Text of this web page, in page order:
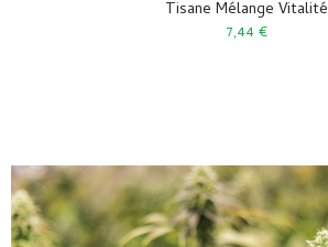
Tisane Mélange Vitalité
7,44 €